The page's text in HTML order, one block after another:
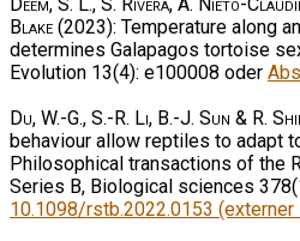
Blake (2023): Temperature along
determines Galapagos tortoise
Evolution 13(4): e100008 oder
Du, W.-G., S.-R. Li, B.-J. Sun & R.
behaviour allow reptiles to adapt
Philosophical transactions of the
Series B, Biological sciences
10.1098/rstb.2022.0153 (externer